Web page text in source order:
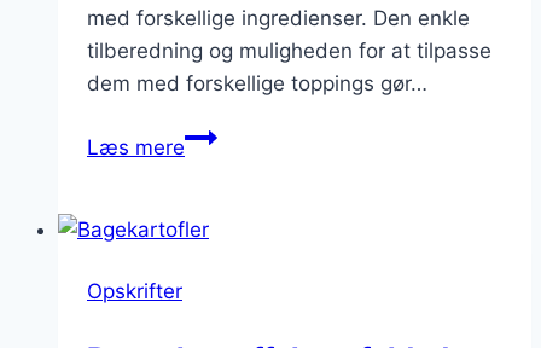
med forskellige ingredienser. Den enkle
tilberedning og muligheden for at tilpasse
dem med forskellige toppings gør…
Læs mereBagte
dild
Opskrifter